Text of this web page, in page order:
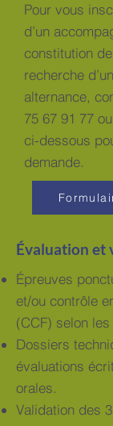
Pour vous
d’un
constitution
recherche
alternance,
75 67 91 77
ci-dessous
demande.
Évaluation et
Épreuves
et/ou contrôle
(CCF) selon
Dossiers
évaluations
orales.
Validation des